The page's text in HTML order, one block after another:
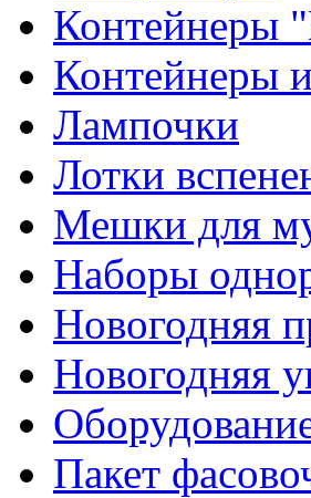
Контейнеры
Контейнеры
Лампочки
Лотки
Мешки для
Наборы
Новогодняя
Новогодняя
Пакет